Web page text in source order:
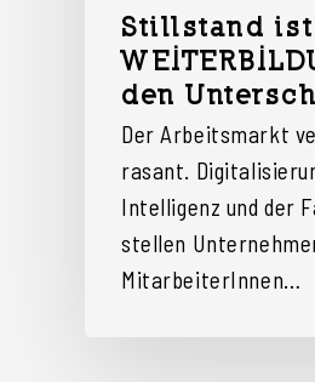
Stillstand
den
Der Arbeitsmarkt
rasant.
Intelligenz und der
stellen
MitarbeiterInnen…